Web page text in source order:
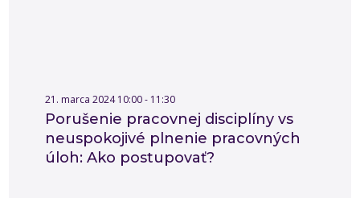
21. marca 2024 10:00 - 11:30
Porušenie pracovnej disciplíny vs
neuspokojivé plnenie pracovných
úloh: Ako postupovať?